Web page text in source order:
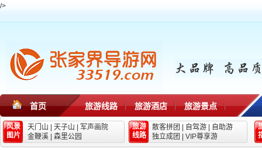
/>
首页 旅游线路 旅游酒店 旅游景点
风景
图片
天门山 天子山
军声画院
金鞭溪
森里公园
旅游
线路
散客拼团 自驾游
自助游
独立成团
VIP尊享游